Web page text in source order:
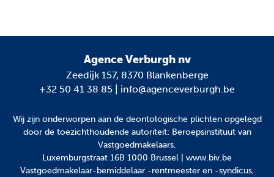
Agence Verburgh nv
Zeedijk 157, 8370 Blankenberge
+32 50 41 38 85
info@agenceverburgh.be
Wij zijn onderworpen aan de deontologische plichtenopgelegd
door de toezichthoudende autoriteit: Beroepsinstituut van
Vastgoedmakelaars,
Luxemburgstraat 16B 1000 Brussel | www.biv.be
Vastgoedmakelaar-bemiddelaar -rentmeester en -syndicus,